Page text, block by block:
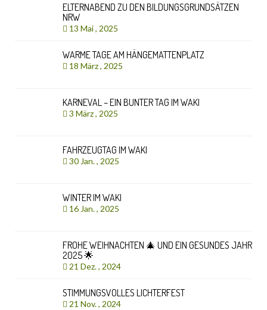
ELTERNABEND ZU DEN BILDUNGSGRUNDSÄTZEN
NRW
13 Mai , 2025
WARME TAGE AM HÄNGEMATTENPLATZ
18 März , 2025
KARNEVAL – EIN BUNTER TAG IM WAKI
3 März , 2025
FAHRZEUGTAG IM WAKI
30 Jan. , 2025
WINTER IM WAKI
16 Jan. , 2025
FROHE WEIHNACHTEN 🎄 UND EIN GESUNDES JAHR
2025 🌟
21 Dez. , 2024
STIMMUNGSVOLLES LICHTERFEST
21 Nov. , 2024